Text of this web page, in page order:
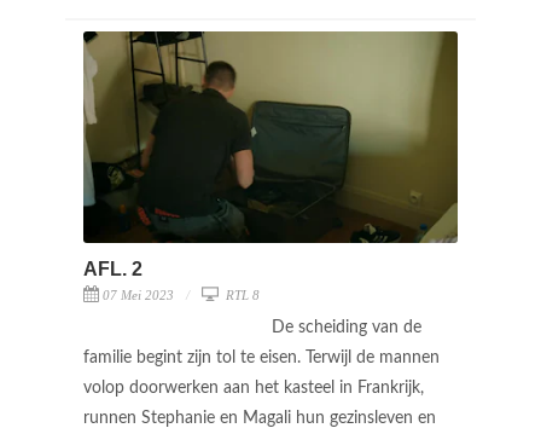
AFL. 2
07 Mei 2023 RTL 8
De scheiding van de
familie begint zijn tol te eisen. Terwijl de mannen
volop doorwerken aan het kasteel in Frankrijk,
runnen Stephanie en Magali hun gezinsleven en